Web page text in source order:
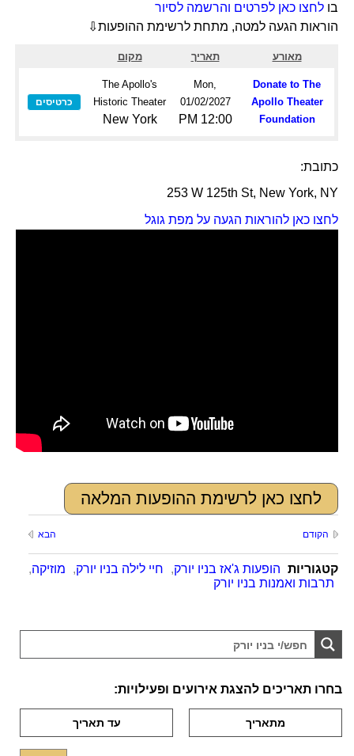
בו לחצו כאן לפרטים והרשמה לסיור
הוראות הגעה למטה, מתחת לרשימת ההופעות⇩
מאורע תאריך מקום
Donate to The
Apollo Theater
Foundation
Mon,
01/02/2027
12:00 PM
The Apollo's
Historic Theater
New York
כרטיסים
כתובת:
253 W 125th St, New York, NY
לחצו כאן להוראות הגעה על מפת גוגל
לחצו כאן לרשימת ההופעות המלאה
הקודם הבא
קטגוריות הופעות ג'אז בניו יורק, חיי לילה בניו יורק, מוזיקה,
תרבות ואמנות בניו יורק
בחרו תאריכים להצגת אירועים ופעילויות: